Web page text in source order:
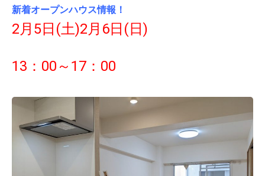
新着オープンハウス情報！
2月5日(土)2月6日(日)
13：00～17：00